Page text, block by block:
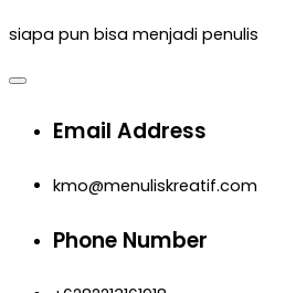
siapa pun bisa menjadi penulis
Email Address
kmo@menuliskreatif.com
Phone Number